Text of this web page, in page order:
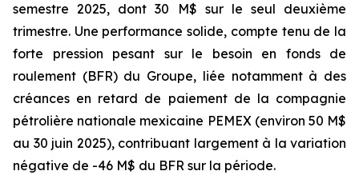
semestre 2025, dont 30 M$ sur le seul deuxième
trimestre. Une performance solide, compte tenu de la
forte pression pesant sur le besoin en fonds de
roulement (BFR) du Groupe, liée notamment à des
créances en retard de paiement de la compagnie
pétrolière nationale mexicaine PEMEX (environ 50 M$
au 30 juin 2025), contribuant largement à la variation
négative de -46 M$ du BFR sur la période.